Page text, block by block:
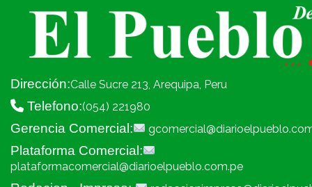
Dirección:Calle Sucre 213, Arequipa, Peru
Telefono:(054) 221980
Gerencia Comercial:
Plataforma Comercial:
plataformacomercial@diarioelpueblo.com.pe